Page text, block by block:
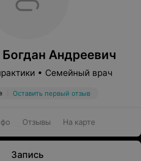
Андреевич
• Семейный врач
Оставить первый отзыв
Отзывы На карте
Запись